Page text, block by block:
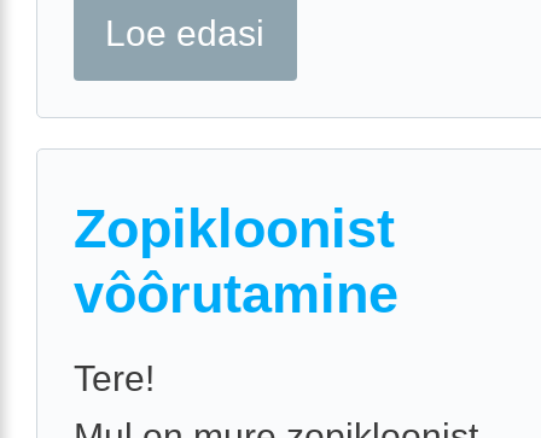
Loe edasi
Zopikloonist
vôôrutamine
Tere!